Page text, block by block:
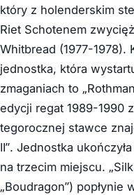
który z holenderskim
Riet Schotenem
Whitbread (1977-1978).
jednostka, która
zmaganiach to
edycji regat 1989-1990
tegorocznej stawce
II”. Jednostka
na trzecim miejscu.
„Boudragon”)